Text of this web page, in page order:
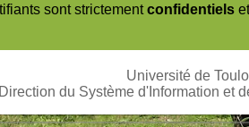
sont strictementconfidentiels
Université de
Direction du Système d'Information et